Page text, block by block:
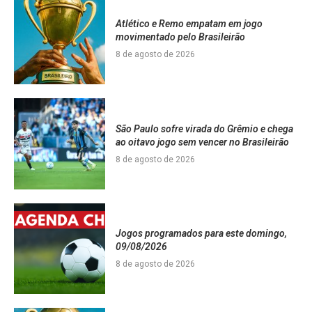
Atlético e Remo empatam em jogo
movimentado pelo Brasileirão
8 de agosto de 2026
São Paulo sofre virada do Grêmio e chega
ao oitavo jogo sem vencer no Brasileirão
8 de agosto de 2026
Jogos programados para este domingo,
09/08/2026
8 de agosto de 2026